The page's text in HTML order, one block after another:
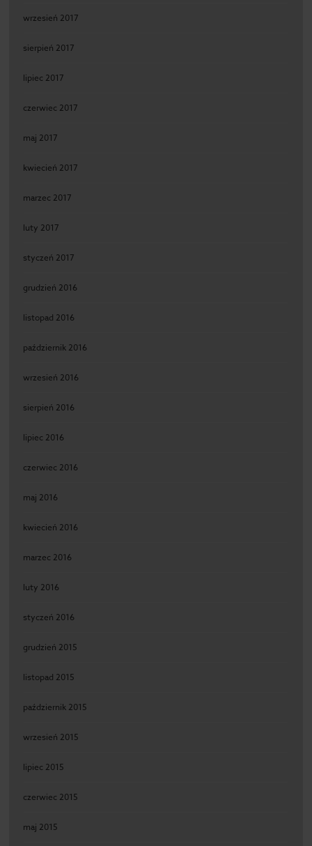
wrzesień 2017
sierpień 2017
lipiec 2017
czerwiec 2017
maj 2017
kwiecień 2017
marzec 2017
luty 2017
styczeń 2017
grudzień 2016
listopad 2016
październik 2016
wrzesień 2016
sierpień 2016
lipiec 2016
czerwiec 2016
maj 2016
kwiecień 2016
marzec 2016
luty 2016
styczeń 2016
grudzień 2015
listopad 2015
październik 2015
wrzesień 2015
lipiec 2015
czerwiec 2015
maj 2015